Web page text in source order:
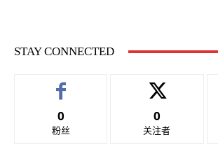
STAY CONNECTED
0
粉丝
0
关注者